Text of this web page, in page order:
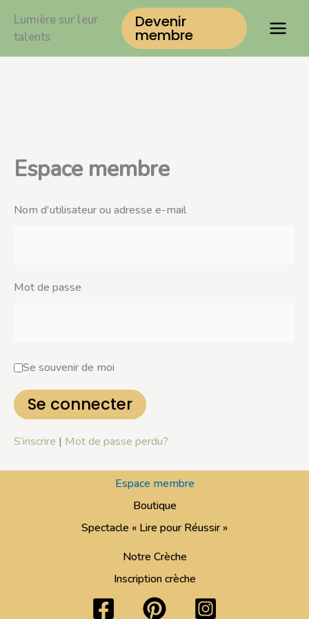
contenu
Lumière sur leur
talents
Devenir
membre
Espace membre
Nom d'utilisateur ou adresse e-mail
Mot de passe
Se souvenir de moi
S’inscrire | Mot de passe perdu?
Espace membre
Boutique
Spectacle « Lire pour Réussir »
Notre Crèche
Inscription crèche